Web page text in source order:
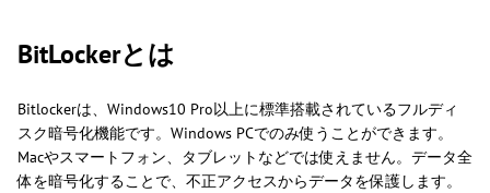
BitLockerとは
Bitlockerは、Windows10 Pro以上に標準搭載されているフルディ
スク暗号化機能です。Windows PCでのみ使うことができます。
Macやスマートフォン、タブレットなどでは使えません。データ全
体を暗号化することで、不正アクセスからデータを保護します。